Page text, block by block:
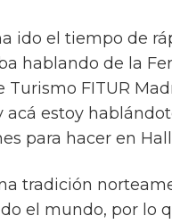
ido el tiempo de
hablando de la
Turismo FITUR
estoy
para hacer en
tradición
el mundo, por lo